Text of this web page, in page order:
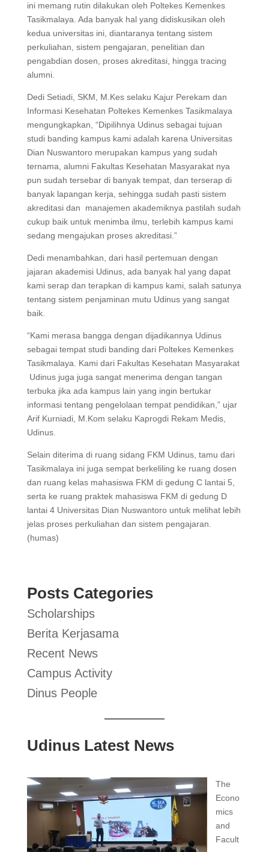
ini memang rutin dilakukan oleh Poltekes Kemenkes
Tasikmalaya. Ada banyak hal yang didiskusikan oleh
kedua universitas ini, diantaranya tentang sistem
perkuliahan, sistem pengajaran, penelitian dan
pengabdian dosen, proses akreditasi, hingga tracing
alumni.
Dedi Setiadi, SKM, M.Kes selaku Kajur Perekam dan
Informasi Kesehatan Poltekes Kemenkes Tasikmalaya
mengungkapkan, “Dipilihnya Udinus sebagai tujuan
studi banding kampus kami adalah karena Universitas
Dian Nuswantoro merupakan kampus yang sudah
ternama, alumni Fakultas Kesehatan Masyarakat nya
pun sudah tersebar di banyak tempat, dan terserap di
banyak lapangan kerja, sehingga sudah pasti sistem
akreditasi dan manajemen akademiknya pastilah sudah
cukup baik untuk menimba ilmu, terlebih kampus kami
sedang mengajukan proses akreditasi.”
Dedi menambahkan, dari hasil pertemuan dengan
jajaran akademisi Udinus, ada banyak hal yang dapat
kami serap dan terapkan di kampus kami, salah satunya
tentang sistem penjaminan mutu Udinus yang sangat
baik.
“Kami merasa bangga dengan dijadikannya Udinus
sebagai tempat studi banding dari Poltekes Kemenkes
Tasikmalaya. Kami dari Fakultas Kesehatan Masyarakat
Udinus juga juga sangat menerima dengan tangan
terbuka jika ada kampus lain yang ingin bertukar
informasi tentang pengelolaan tempat pendidikan,” ujar
Arif Kurniadi, M.Kom selaku Kaprogdi Rekam Medis,
Udinus.
Selain diterima di ruang sidang FKM Udinus, tamu dari
Tasikmalaya ini juga sempat berkeliling ke ruang dosen
dan ruang kelas mahasiswa FKM di gedung C lantai 5,
serta ke ruang praktek mahasiswa FKM di gedung D
lantai 4 Universitas Dian Nuswantoro untuk melihat lebih
jelas proses perkuliahan dan sistem pengajaran.
(humas)
Posts Categories
Scholarships
Berita Kerjasama
Recent News
Campus Activity
Dinus People
Udinus Latest News
The
Econo
mics
and
Facult